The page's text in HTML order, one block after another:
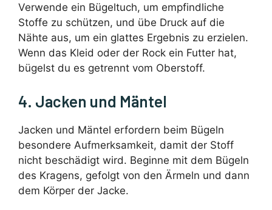
Verwende ein Bügeltuch, um empfindliche
Stoffe zu schützen, und übe Druck auf die
Nähte aus, um ein glattes Ergebnis zu erzielen.
Wenn das Kleid oder der Rock ein Futter hat,
bügelst du es getrennt vom Oberstoff.
4. Jacken und Mäntel
Jacken und Mäntel erfordern beim Bügeln
besondere Aufmerksamkeit, damit der Stoff
nicht beschädigt wird. Beginne mit dem Bügeln
des Kragens, gefolgt von den Ärmeln und dann
dem Körper der Jacke.